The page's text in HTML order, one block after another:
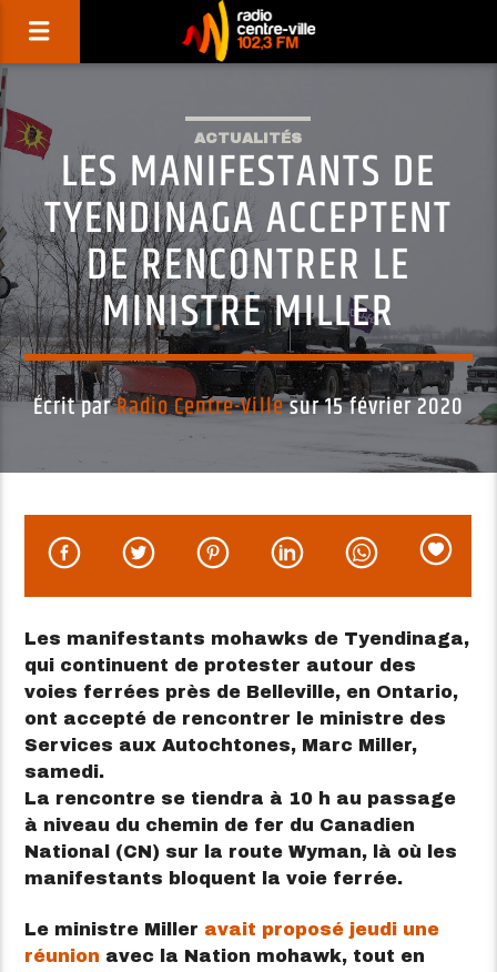
ACTUALITÉS
LES MANIFESTANTS DE
TYENDINAGA ACCEPTENT
DE RENCONTRER LE
MINISTRE MILLER
Écrit parRadio Centre-Villesur 15 février 2020
Les manifestants mohawks de Tyendinaga,
qui continuent de protester autour des
voies ferrées près de Belleville, en Ontario,
ont accepté de rencontrer le ministre des
Services aux Autochtones, Marc Miller,
samedi.
La rencontre se tiendra à 10 h au passage
à niveau du chemin de fer du Canadien
National (CN) sur la route Wyman, là où les
manifestants bloquent la voie ferrée.
Le ministre Miller avait proposé jeudi une
réunion avec la Nation mohawk, tout en